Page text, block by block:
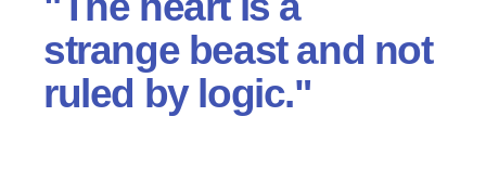
strange beast and not
ruled by logic."